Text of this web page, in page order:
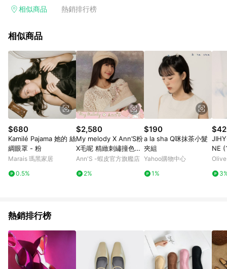
相似商品 熱銷排行榜
相似商品
$680
Kamilé Pajama 她的 絲
綢眼罩 - 粉
Marais 瑪黑家居
0.5%
$2,580
My melody X Ann’S粉
X毛呢 精緻刺繡撞色高
筒鞋(附美樂蒂鞋帶)5.5
Ann'S -蝦皮官方旗艦店
2%
$190
a la sha Q咪抹茶小髮
夾組
Yahoo購物中心
1%
NE
M)
熱銷排行榜